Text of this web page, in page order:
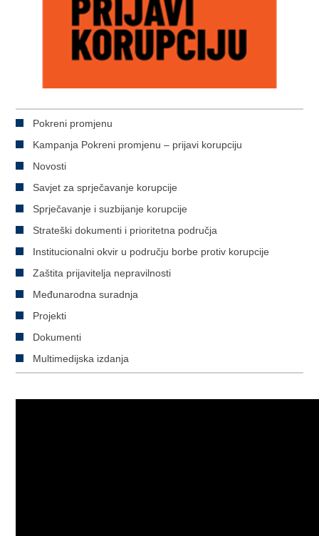
Pokreni promjenu
Kampanja Pokreni promjenu – prijavi korupciju
Novosti
Savjet za sprječavanje korupcije
Sprječavanje i suzbijanje korupcije
Strateški dokumenti i prioritetna područja
Institucionalni okvir u području borbe protiv korupcije
Zaštita prijavitelja nepravilnosti
Međunarodna suradnja
Projekti
Dokumenti
Multimedijska izdanja